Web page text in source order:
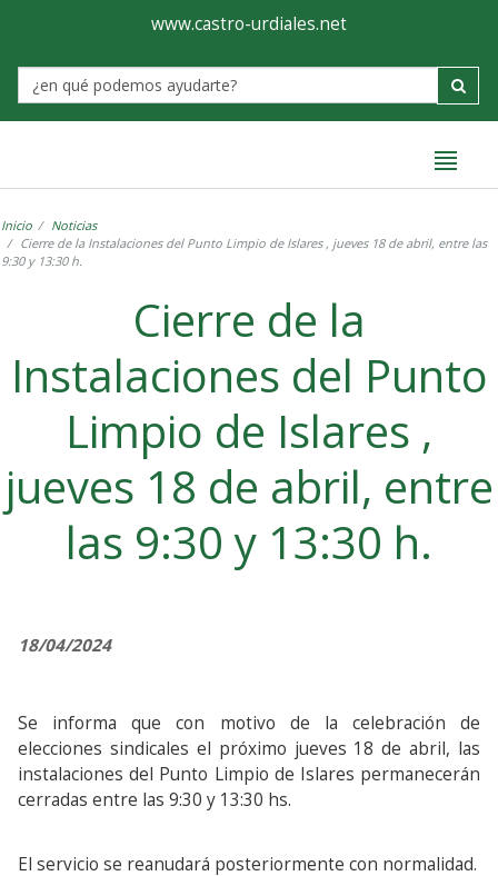
Ayuntamiento
de
Castro-
www.castro-urdiales.net
Label
Inicio
Noticias
Cierre de la Instalaciones del Punto Limpio de Islares , jueves 18 de abril, entre las
9:30 y 13:30 h.
Cierre de la
Instalaciones del Punto
Limpio de Islares ,
jueves 18 de abril, entre
las 9:30 y 13:30 h.
18/04/2024
Se informa que con motivo de la celebración de
elecciones sindicales el próximo jueves 18 de abril, las
instalaciones del Punto Limpio de Islares permanecerán
cerradas entre las 9:30 y 13:30 hs.
El servicio se reanudará posteriormente con normalidad.